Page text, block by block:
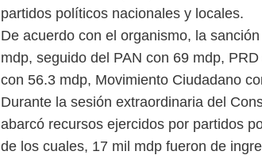
partidos políticos nacionales y locales.
De acuerdo con el organismo, la
mdp, seguido del PAN con 69 mdp,
con 56.3 mdp, Movimiento Ciudadano
Durante la sesión extraordinaria del
abarcó recursos ejercidos por partidos
de los cuales, 17 mil mdp fueron de